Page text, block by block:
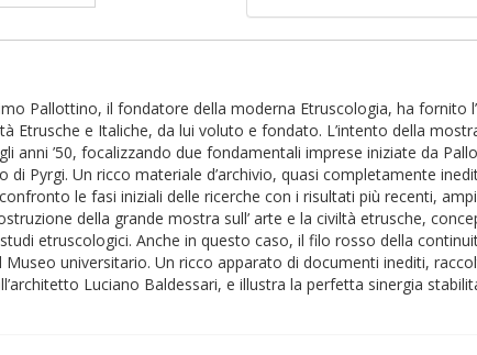
Pallottino, il fondatore della moderna Etruscologia, ha fornito
Etrusche e Italiche, da lui voluto e fondato. L’intento della
anni ’50, focalizzando due fondamentali imprese iniziate da
Pyrgi. Un ricco materiale d’archivio, quasi completamente
le fasi iniziali delle ricerche con i risultati più recenti,
della grande mostra sull’ arte e la civiltà etrusche,
etruscologici. Anche in questo caso, il filo rosso della
universitario. Un ricco apparato di documenti inediti,
Luciano Baldessari, e illustra la perfetta sinergia